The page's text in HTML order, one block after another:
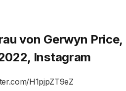
von Gerwyn
Instagram
H1pjpZT9eZ